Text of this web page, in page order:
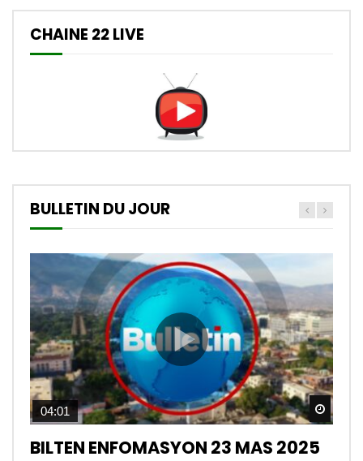
CHAINE 22 LIVE
BULLETIN DU JOUR
04:01
BILTEN ENFOMASYON 23 MAS 2025